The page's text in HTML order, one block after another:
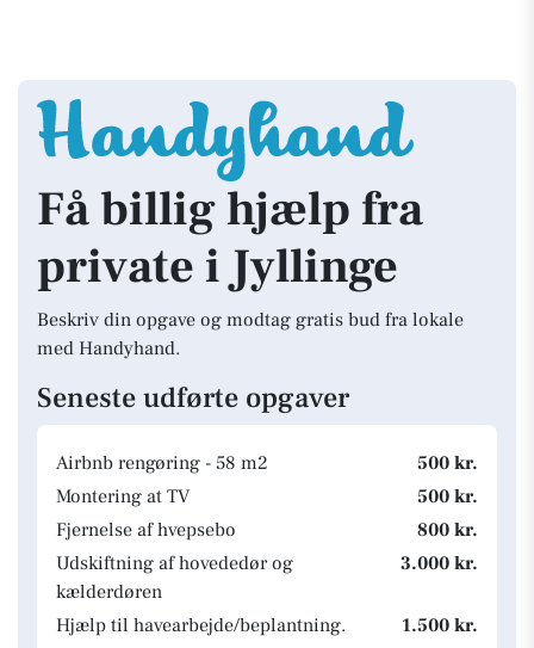
Få billig hjælp fra
private i Jyllinge
Beskriv din opgave og modtag gratis bud fra lokale
med Handyhand.
Seneste udførte opgaver
Airbnb rengøring - 58 m2
500 kr.
Montering at TV
500 kr.
Fjernelse af hvepsebo
800 kr.
Udskiftning af hovededør og
kælderdøren
3.000 kr.
Hjælp til havearbejde/beplantning.
1.500 kr.